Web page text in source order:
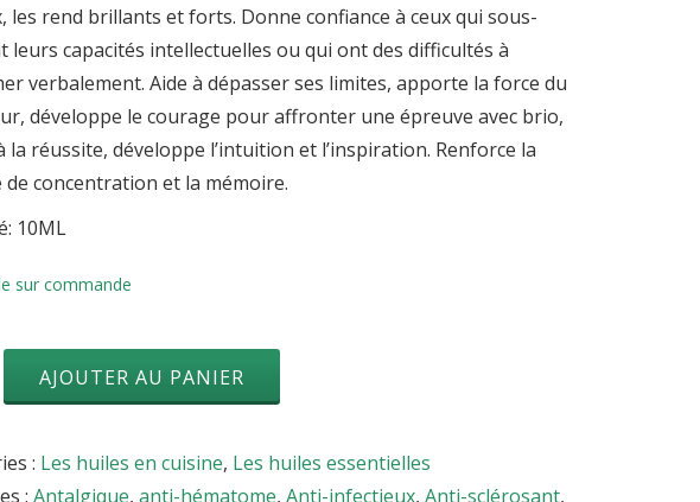
les rend brillants et forts. Donne confiance à ceux qui sous-
leurs capacités intellectuelles ou qui ont des difficultés à
verbalement. Aide à dépasser ses limites, apporte la force du
développe le courage pour affronter une épreuve avec brio,
la réussite, développe l’intuition et l’inspiration. Renforce la
de concentration et la mémoire.
10ML
sur commande
AJOUTER AU PANIER
: Les huiles en cuisine, Les huiles essentielles
: Antalgique, anti-hématome, Anti-infectieux, Anti-sclérosant,